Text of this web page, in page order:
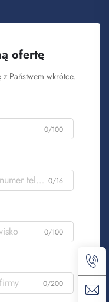
ofertę
Państwem wkrótce.
0/100
0/16
0/100
0/200